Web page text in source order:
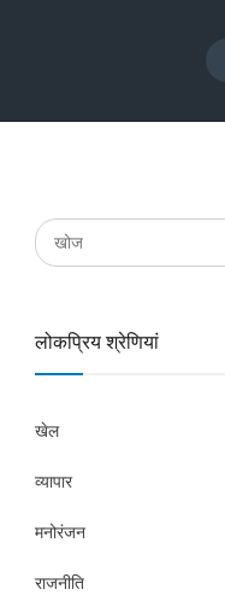
लोकप्रिय श्रेणियां
खेल
व्यापार
मनोरंजन
राजनीति